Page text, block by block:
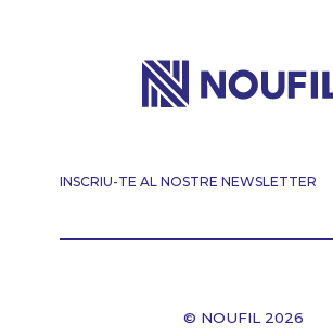
INSCRIU-TE AL NOSTRE NEWSLETTER
© NOUFIL 2026